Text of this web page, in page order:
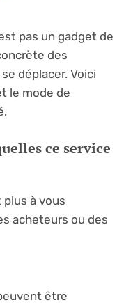
pas un gadget de
des
déplacer. Voici
le mode de
ce service
plus à vous
acheteurs ou des
être